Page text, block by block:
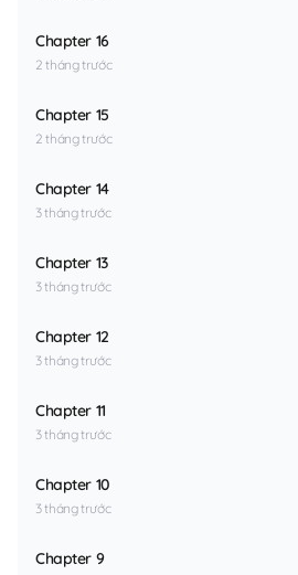
Chapter 16
2 tháng trước
Chapter 15
2 tháng trước
Chapter 14
3 tháng trước
Chapter 13
3 tháng trước
Chapter 12
3 tháng trước
Chapter 11
3 tháng trước
Chapter 10
3 tháng trước
Chapter 9